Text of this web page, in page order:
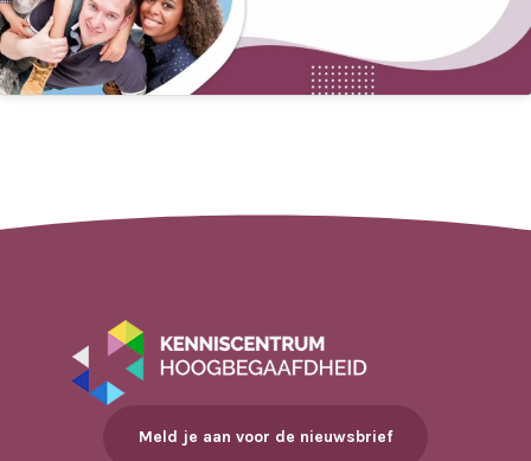
Meld je aan voor de nieuwsbrief